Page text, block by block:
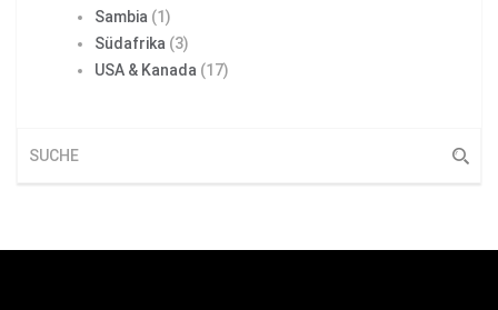
Sambia (1)
Südafrika (3)
USA & Kanada (17)